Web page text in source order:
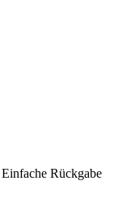
Einfache Rückgabe